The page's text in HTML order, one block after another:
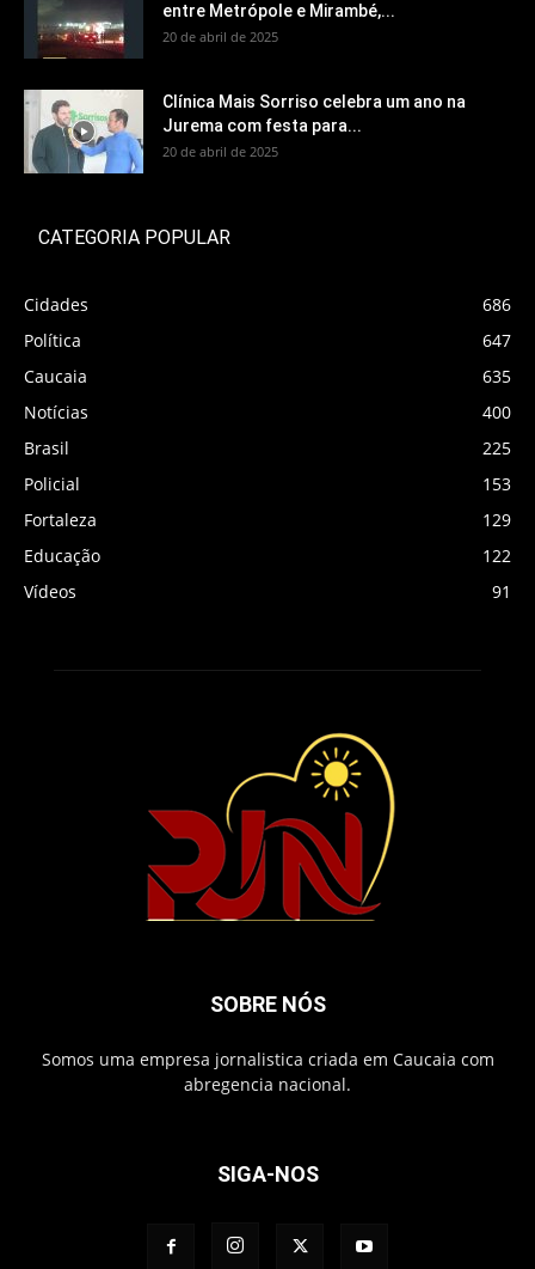
entre Metrópole e Mirambé,...
20 de abril de 2025
Clínica Mais Sorriso celebra um ano na
Jurema com festa para...
20 de abril de 2025
CATEGORIA POPULAR
Cidades
686
Política
647
Caucaia
635
Notícias
400
Brasil
225
Policial
153
Fortaleza
129
Educação
122
Vídeos
91
SOBRE NÓS
Somos uma empresa jornalistica criada em Caucaia com
abregencia nacional.
SIGA-NOS